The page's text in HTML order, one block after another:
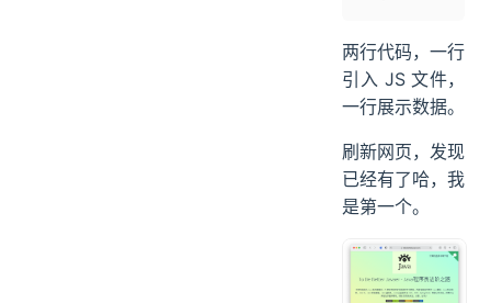
路》的 PV 有多
少。
<span
两行代码，一行
引入 JS 文件，
一行展示数据。